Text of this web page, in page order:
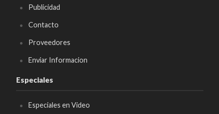
Publicidad
Contacto
Proveedores
Enviar Informacion
Especiales
Especiales en Video